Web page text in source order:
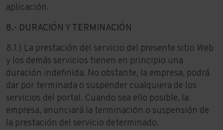
aplicación.
8.- DURACIÓN Y TERMINACIÓN
8.1.) La prestación del servicio del presente sitio Web
y los demás servicios tienen en principio una
duración indefinida. No obstante, la empresa, podrá
dar por terminada o suspender cualquiera de los
servicios del portal. Cuando sea ello posible, la
empresa, anunciará la terminación o suspensión de
la prestación del servicio determinado.